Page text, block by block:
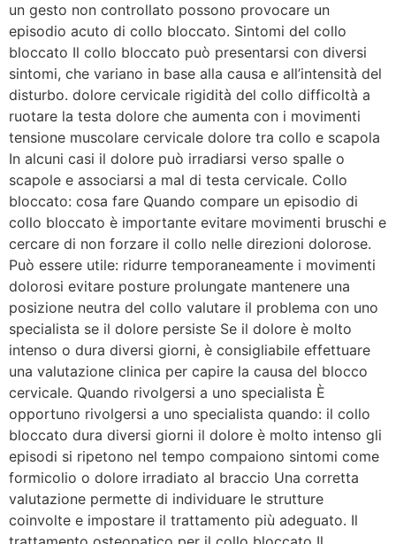
un gesto non controllato possono provocare un
episodio acuto di collo bloccato. Sintomi del collo
bloccato Il collo bloccato può presentarsi con diversi
sintomi, che variano in base alla causa e all’intensità del
disturbo. dolore cervicale rigidità del collo difficoltà a
ruotare la testa dolore che aumenta con i movimenti
tensione muscolare cervicale dolore tra collo e scapola
In alcuni casi il dolore può irradiarsi verso spalle o
scapole e associarsi a mal di testa cervicale. Collo
bloccato: cosa fare Quando compare un episodio di
collo bloccato è importante evitare movimenti bruschi e
cercare di non forzare il collo nelle direzioni dolorose.
Può essere utile: ridurre temporaneamente i movimenti
dolorosi evitare posture prolungate mantenere una
posizione neutra del collo valutare il problema con uno
specialista se il dolore persiste Se il dolore è molto
intenso o dura diversi giorni, è consigliabile effettuare
una valutazione clinica per capire la causa del blocco
cervicale. Quando rivolgersi a uno specialista È
opportuno rivolgersi a uno specialista quando: il collo
bloccato dura diversi giorni il dolore è molto intenso gli
episodi si ripetono nel tempo compaiono sintomi come
formicolio o dolore irradiato al braccio Una corretta
valutazione permette di individuare le strutture
coinvolte e impostare il trattamento più adeguato. Il